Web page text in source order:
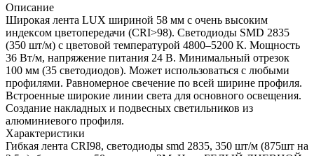
Описание
Широкая лента LUX шириной 58 мм с очень высоким
индексом цветопередачи (CRI>98). Светодиоды SMD 2835
(350 шт/м) с цветовой температурой 4800–5200 К. Мощность
36 Вт/м, напряжение питания 24 В. Минимальный отрезок
100 мм (35 светодиодов). Может использоваться с любыми
профилями. Равномерное свечение по всей ширине профиля.
Встроенные широкие линии света для основного освещения.
Создание накладных и подвесных светильников из
алюминиевого профиля.
Характеристики
Гибкая лента CRI98, светодиоды smd 2835, 350 шт/м (875шт на